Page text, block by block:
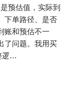
预估值，实际到
下单路径、是否
账和预估不一
了问题。我用买
逻…